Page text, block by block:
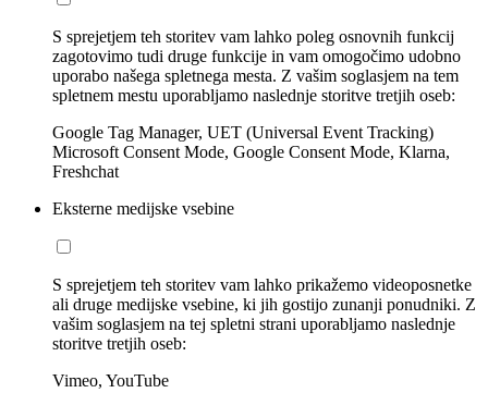
S sprejetjem teh storitev vam lahko poleg osnovnih funkcij
zagotovimo tudi druge funkcije in vam omogočimo udobno
uporabo našega spletnega mesta. Z vašim soglasjem na tem
spletnem mestu uporabljamo naslednje storitve tretjih oseb:
Google Tag Manager, UET (Universal Event Tracking)
Microsoft Consent Mode, Google Consent Mode, Klarna,
Freshchat
Eksterne medijske vsebine
S sprejetjem teh storitev vam lahko prikažemo videoposnetke
ali druge medijske vsebine, ki jih gostijo zunanji ponudniki. Z
vašim soglasjem na tej spletni strani uporabljamo naslednje
storitve tretjih oseb:
Vimeo, YouTube